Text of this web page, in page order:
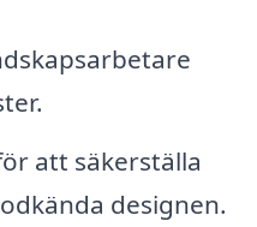
att säkerställa
designen.